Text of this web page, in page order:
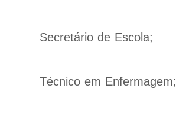
Secretário de Escola;
Técnico em Enfermagem;